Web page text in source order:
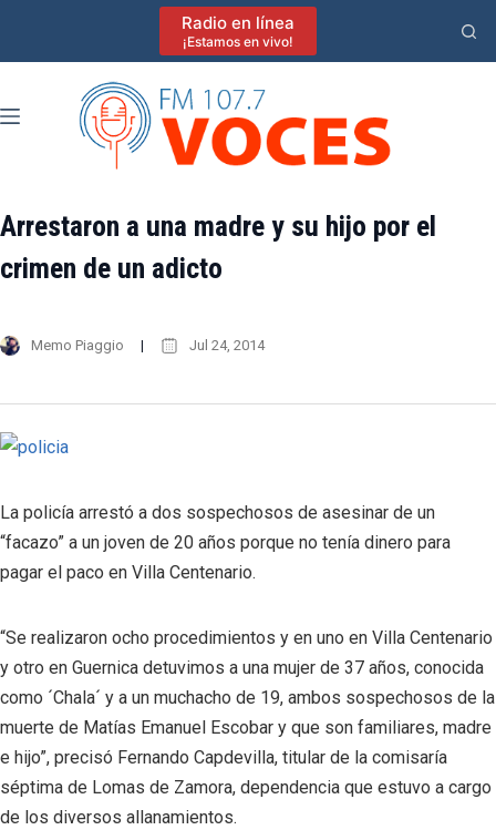
Radio en línea
¡Estamos en vivo!
Arrestaron a una madre y su hijo por el
crimen de un adicto
Memo Piaggio Jul 24, 2014
La policía arrestó a dos sospechosos de asesinar de un
“facazo” a un joven de 20 años porque no tenía dinero para
pagar el paco en Villa Centenario.
“Se realizaron ocho procedimientos y en uno en Villa Centenario
y otro en Guernica detuvimos a una mujer de 37 años, conocida
como ´Chala´ y a un muchacho de 19, ambos sospechosos de la
muerte de Matías Emanuel Escobar y que son familiares, madre
e hijo”, precisó Fernando Capdevilla, titular de la comisaría
séptima de Lomas de Zamora, dependencia que estuvo a cargo
de los diversos allanamientos.